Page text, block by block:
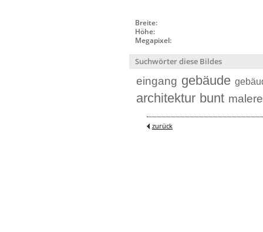
Breite:
Höhe:
Megapixel:
Suchwörter diese Bildes
eingang gebäude
architektur bunt
zurück